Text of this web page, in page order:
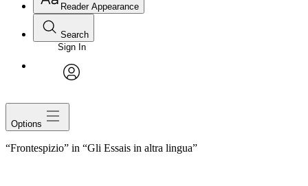
Reader Appearance
Search
Sign In
Options
“Frontespizio” in “Gli Essais in altra lingua”